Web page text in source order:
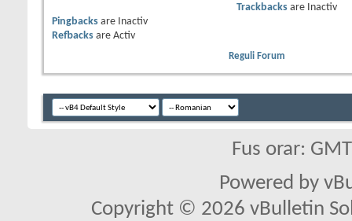
Trackbacksare
Inactiv
Pingbacks are
Inactiv
Refbacks are Activ
Reguli Forum
Fus orar:
Powered by
Copyright © 2026 vBulletin